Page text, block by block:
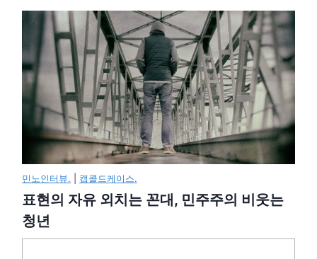
민노인터뷰. 캡콜드케이스.
표현의 자유 외치는 꼰대, 민주주의 비웃는
청년